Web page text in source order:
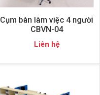
Cụm bàn làm việc 4 người
CBVN-04
Liên hệ